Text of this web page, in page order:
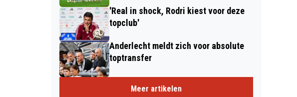
'Real in shock, Rodri kiest voor deze
topclub'
Anderlecht meldt zich voor absolute
toptransfer
Meer artikelen